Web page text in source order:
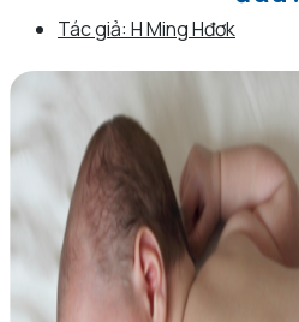
Tác giả: H Ming Hđơk